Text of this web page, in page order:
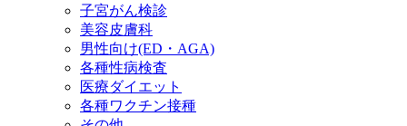
子宮がん検診
美容皮膚科
男性向け(ED・AGA)
各種性病検査
医療ダイエット
各種ワクチン接種